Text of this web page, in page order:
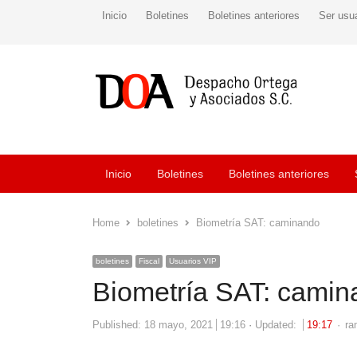
Inicio Boletines Boletines anteriores Ser
Inicio Boletines Boletines anteriores
Home
boletines Biometría SAT: caminando
boletines Fiscal Usuarios VIP
Biometría SAT:
Published: 18 mayo, 2021 19:16 Updated: 19:17